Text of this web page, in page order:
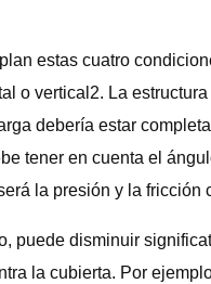
estas cuatro
o vertical2. La
debería estar
tener en cuenta el
la presión y la
puede disminuir
la cubierta. Por